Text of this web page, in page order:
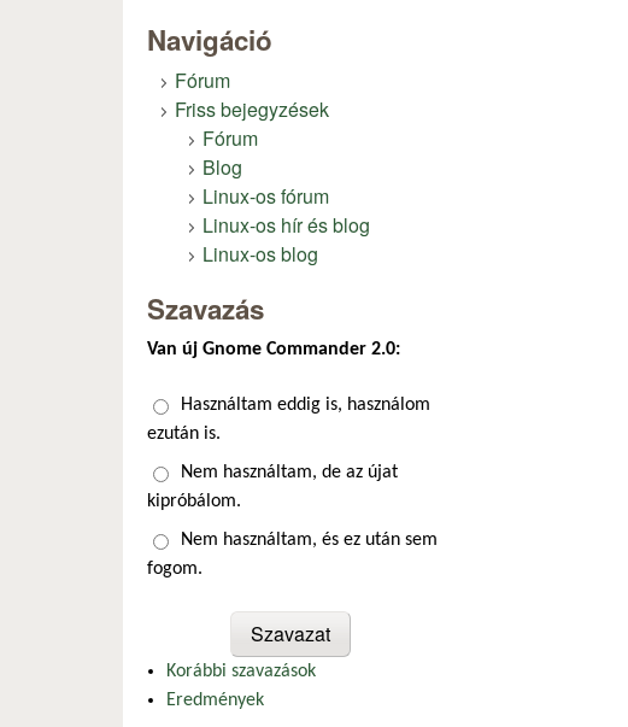
Navigáció
Fórum
Friss bejegyzések
Fórum
Blog
Linux-os fórum
Linux-os hír és blog
Linux-os blog
Szavazás
Van új Gnome Commander 2.0:
Választások
Használtam eddig is, használom
ezután is.
Nem használtam, de az újat
kipróbálom.
Nem használtam, és ez után sem
fogom.
Korábbi szavazások
Eredmények